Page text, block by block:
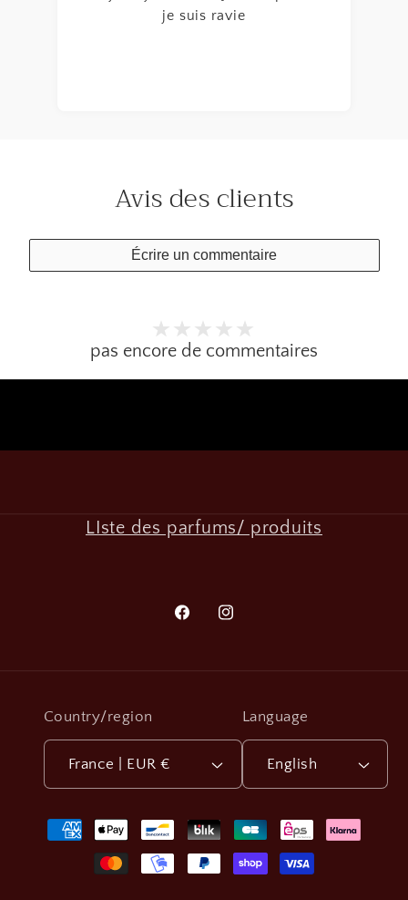
Avis des clients
Écrire un commentaire
pas encore de commentaires
LIste des parfums/ produits
FacebookInstagram
Country/region
France | EUR €
Language
English
Payment
methods